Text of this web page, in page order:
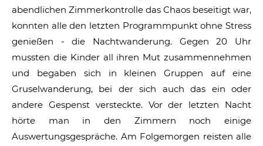
abendlichen Zimmerkontrolle das Chaos beseitigt war,
konnten alle den letzten Programmpunkt ohne Stress
genießen - die Nachtwanderung. Gegen 20 Uhr
mussten die Kinder all ihren Mut zusammennehmen
und begaben sich in kleinen Gruppen auf eine
Gruselwanderung, bei der sich auch das ein oder
andere Gespenst versteckte. Vor der letzten Nacht
hörte man in den Zimmern noch einige
Auswertungsgespräche. Am Folgemorgen reisten alle